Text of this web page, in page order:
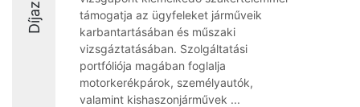
támogatja az ügyfeleket járműveik
karbantartásában és műszaki
vizsgáztatásában. Szolgáltatási
portfóliója magában foglalja
motorkerékpárok, személyautók,
valamint kishaszonjárművek ...